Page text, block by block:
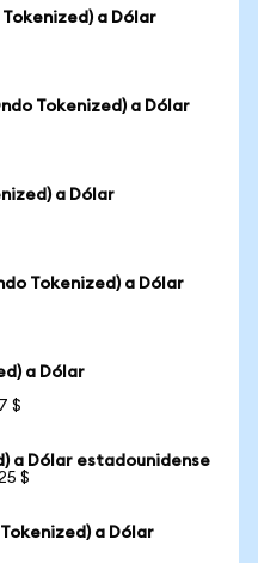
a Dólar
Tokenized) a Dólar
a Dólar
Tokenized) a Dólar
a Dólar
$
a Dólar estadounidense
$
a Dólar